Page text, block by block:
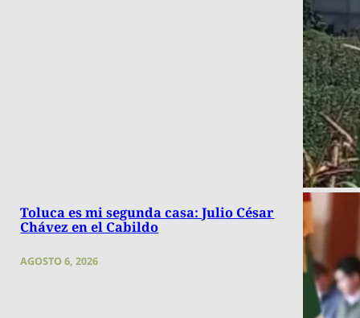
Toluca es mi segunda casa: Julio César
Chávez en el Cabildo
AGOSTO 6, 2026